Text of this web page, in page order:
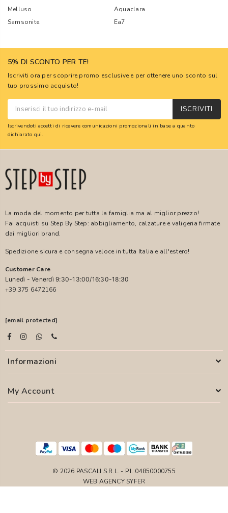
Melluso
Aquaclara
Samsonite
Ea7
5% DI SCONTO PER TE!
Iscriviti ora per scoprire promo esclusive e per ottenere uno sconto sul
tuo prossimo acquisto!
ISCRIVITI
Iscrivendoti accetti di ricevere comunicazioni promozionali in base a quanto
dichiarato qui.
La moda del momento per tutta la famiglia ma al miglior prezzo!
Fai acquisti su Step By Step: abbigliamento, calzature e valigeria firmate
dai migliori brand.
Spedizione sicura e consegna veloce in tutta Italia e all'estero!
Customer Care
Lunedì - Venerdì 9:30-13:00/16:30-18:30
+39 375 6472166
[email protected]
Informazioni
My Account
© 2026 PASCALI S.R.L. - P.I. 04850000755
WEB AGENCY SYFER